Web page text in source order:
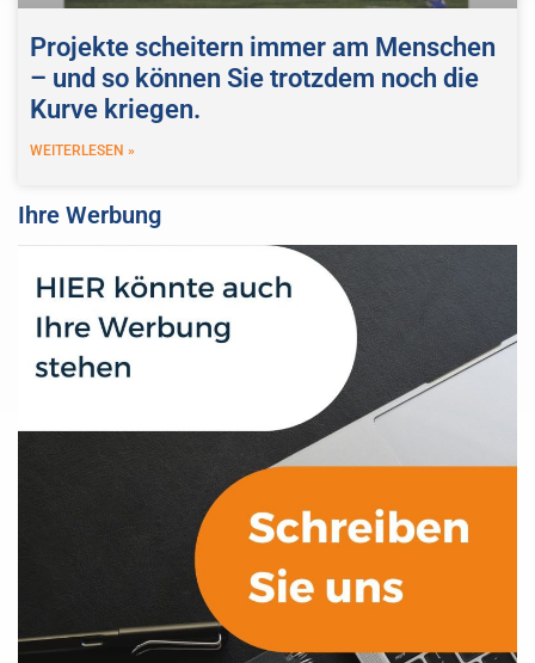
Projekte scheitern immer am Menschen
– und so können Sie trotzdem noch die
Kurve kriegen.
WEITERLESEN »
Ihre Werbung